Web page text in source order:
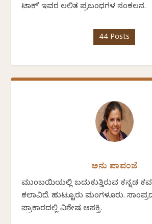
ಟಾಕ್' ಇವರ ಲಲಿತ ಪ್ರಬಂಧಗಳ ಸಂಕಲನ.
44 Posts
ಅನು ಪಾವಂಜೆ
ಮುಂಬಯಿಯಲ್ಲಿ ಬದುಕುತ್ತಿರುವ ಕನ್ನಡ
ಕಲಾವಿದೆ. ಹುಟ್ಟೂರು ಮಂಗಳೂರು.
ಪ್ರಾಕಾರದಲ್ಲಿ ವಿಶೇಷ ಆಸಕ್ತಿ.